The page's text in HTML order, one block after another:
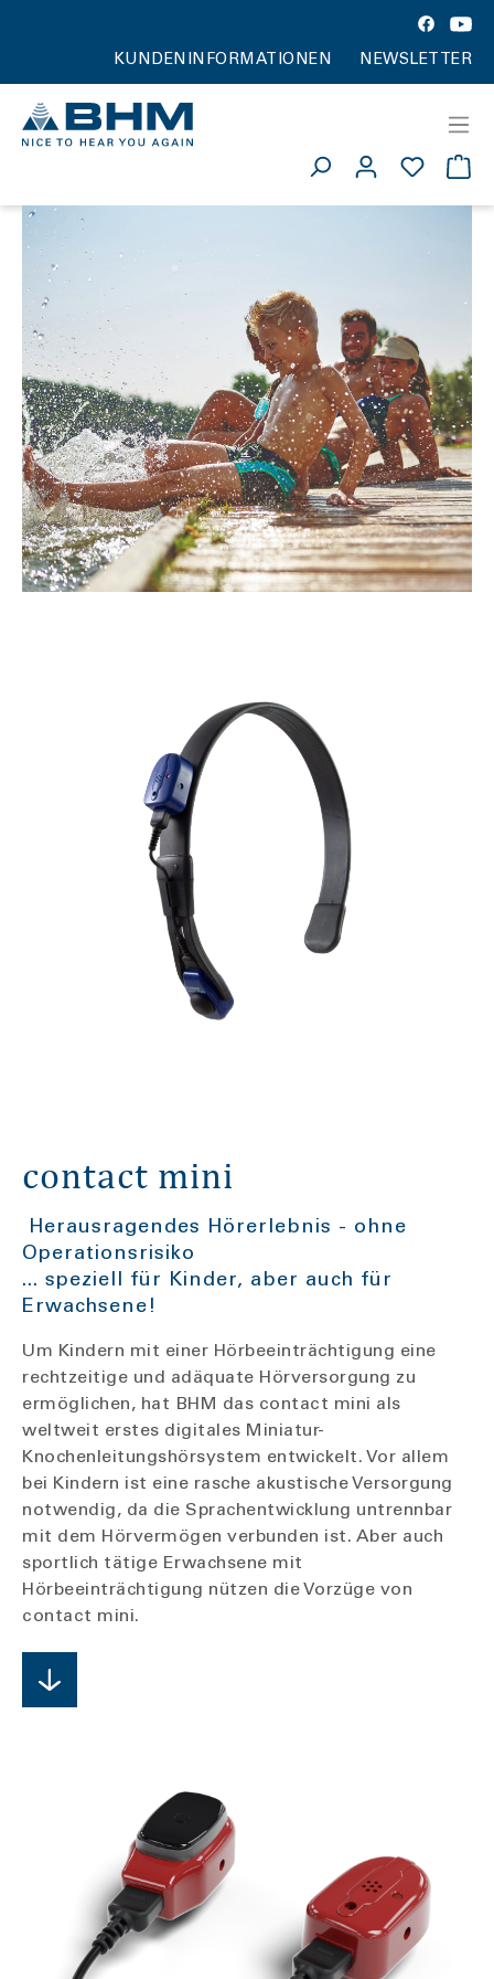
KUNDENINFORMATIONEN NEWSLETTER
contact mini
Herausragendes Hörerlebnis - ohne
Operationsrisiko
... speziell für Kinder, aber auch für
Erwachsene!
Um Kindern mit einer Hörbeeinträchtigung eine
rechtzeitige und adäquate Hörversorgung zu
ermöglichen, hat BHM das contact mini als
weltweit erstes digitales Miniatur-
Knochenleitungshörsystem entwickelt. Vor allem
bei Kindern ist eine rasche akustische Versorgung
notwendig, da die Sprachentwicklung untrennbar
mit dem Hörvermögen verbunden ist. Aber auch
sportlich tätige Erwachsene mit
Hörbeeinträchtigung nützen die Vorzüge von
contact mini.